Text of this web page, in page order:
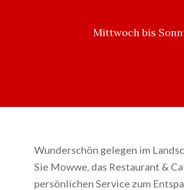
Mittwoch bis
Wunderschön gelegen im
Sie Mowwe, das Restaurant &
persönlichen Service zum